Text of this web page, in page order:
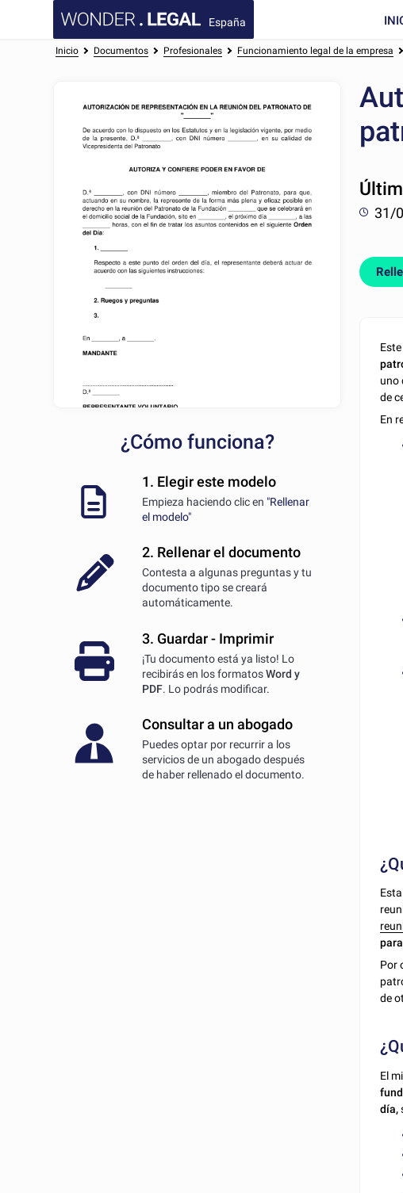
España
Inicio Documentos Profesionales Funcionamiento legal de la empresa
¿Cómo funciona?
1. Elegir este modelo
Empieza haciendo clic en "Rellenar
el modelo"
2. Rellenar el documento
Contesta a algunas preguntas y tu
documento tipo se creará
automáticamente.
3. Guardar - Imprimir
¡Tu documento está ya listo! Lo
recibirás en los formatosWord y
PDF. Lo podrás modificar.
Consultar a un abogado
Puedes optar por recurrir a los
servicios de un abogado después
de haber rellenado el documento.
31/
uno
de
En
Por
de
El
día,